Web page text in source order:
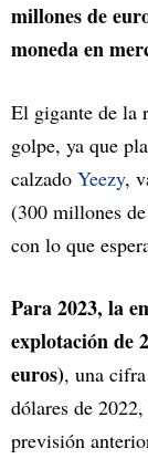
millones de
moneda en
El gigante de la
golpe, ya que
calzado Yeezy,
(300 millones
con lo que
Para 2023, la
explotación de
euros), una
dólares de
previsión